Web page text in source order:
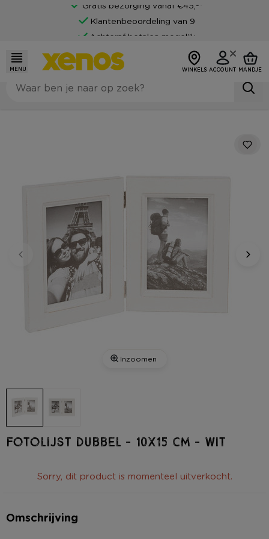
Gratis bezorging vanaf €45,-*
Klantenbeoordeling van 9
Achteraf betalen mogelijk
MENU WINKELS ACCOUNT MANDJE
Inzoomen
Fotolijst dubbel - 10x15 cm - wit
Sorry, dit product is momenteel uitverkocht.
Omschrijving